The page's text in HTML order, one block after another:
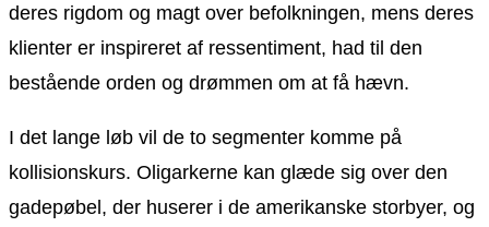
deres rigdom og magt over befolkningen, mens deres
klienter er inspireret af ressentiment, had til den
bestående orden og drømmen om at få hævn.
I det lange løb vil de to segmenter komme på
kollisionskurs. Oligarkerne kan glæde sig over den
gadepøbel, der huserer i de amerikanske storbyer, og